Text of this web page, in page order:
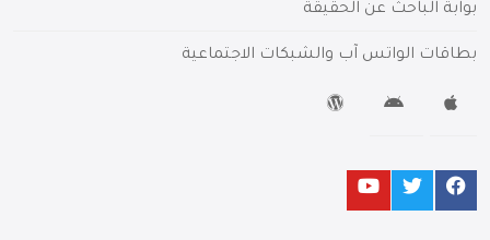
بوابة الباحث عن الحقيقة
بطاقات الواتس آب والشبكات الاجتماعية